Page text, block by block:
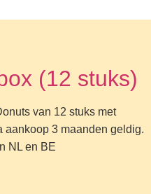
(12 stuks)
van 12 stuks met
aankoop 3 maanden geldig.
NL en BE